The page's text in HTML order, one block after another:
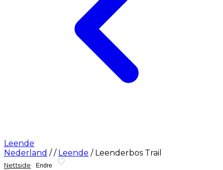
Leende
Nederland / / Leende / Leenderbos Trail
Nettside Endre